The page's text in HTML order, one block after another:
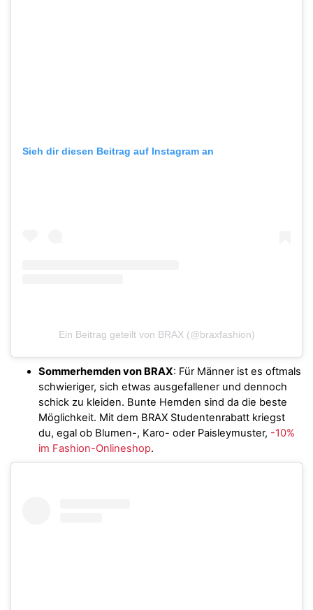
Sieh dir diesen Beitrag auf Instagram an
Ein Beitrag geteilt von BRAX (@braxfashion)
Sommerhemden von BRAX: Für Männer ist es oftmals
schwieriger, sich etwas ausgefallener und dennoch
schick zu kleiden. Bunte Hemden sind da die beste
Möglichkeit. Mit dem BRAX Studentenrabatt kriegst
du, egal ob Blumen-, Karo- oder Paisleymuster, -10%
im Fashion-Onlineshop.